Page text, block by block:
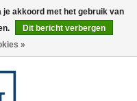
0 Artikelen - €0,00
je akkoord met het gebruik van
Dit bericht verbergen
»